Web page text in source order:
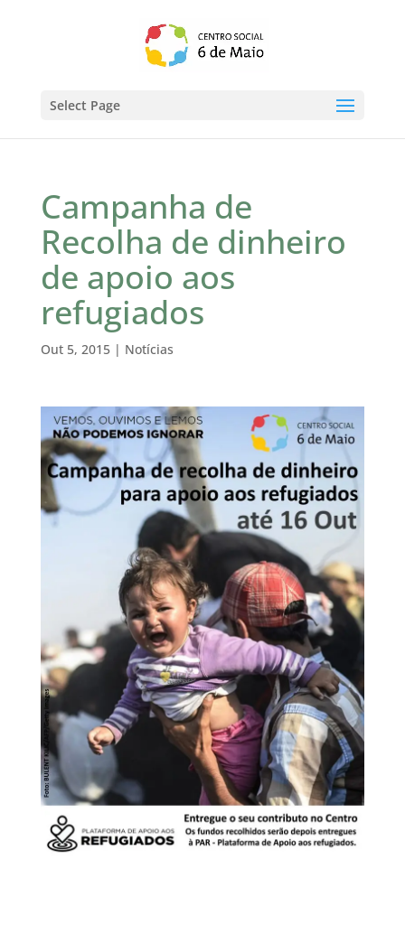
Select Page
Campanha de
Recolha de dinheiro
de apoio aos
refugiados
Out 5, 2015| Notícias